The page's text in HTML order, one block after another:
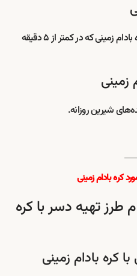
مخلوطی از موز یخ‌زده، کمی شیر و کره بادام زمینی که در کمتر از ۵ دقیقه
زمینی
شیرین روزانه.
کره بادام زمینی
طرز تهیه دسر با کره